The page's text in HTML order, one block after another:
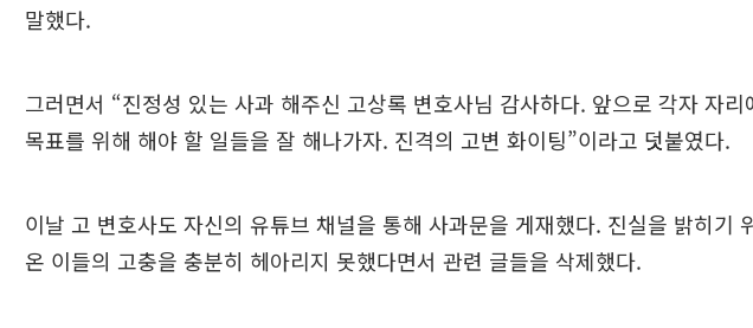
말했다.
그러면서 “진정성 있는 사과 해주신 고상록 변호사님 감사하다. 앞으로 각자 자리
목표를 위해 해야 할 일들을 잘 해나가자. 진격의 고변 화이팅”이라고 덧붙였다.
이날 고 변호사도 자신의 유튜브 채널을 통해 사과문을 게재했다. 진실을 밝히기
온 이들의 고충을 충분히 헤아리지 못했다면서 관련 글들을 삭제했다.